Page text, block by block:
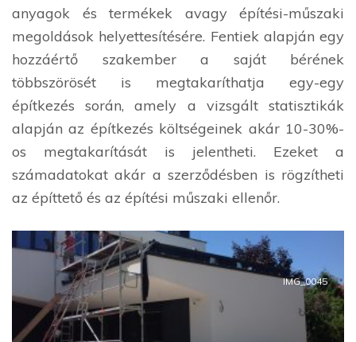
anyagok és termékek avagy építési-műszaki
megoldások helyettesítésére. Fentiek alapján egy
hozzáértő szakember a saját bérének
többszörösét is megtakaríthatja egy-egy
építkezés során, amely a vizsgált statisztikák
alapján az építkezés költségeinek akár 10-30%-
os megtakarítását is jelentheti. Ezeket a
számadatokat akár a szerződésben is rögzítheti
az építtető és az építési műszaki ellenőr.
IMG_0045